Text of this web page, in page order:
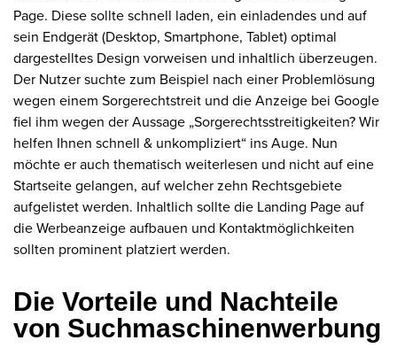
Page. Diese sollte schnell laden, ein einladendes und auf
sein Endgerät (Desktop, Smartphone, Tablet) optimal
dargestelltes Design vorweisen und inhaltlich überzeugen.
Der Nutzer suchte zum Beispiel nach einer Problemlösung
wegen einem Sorgerechtstreit und die Anzeige bei Google
fiel ihm wegen der Aussage „Sorgerechtsstreitigkeiten? Wir
helfen Ihnen schnell & unkompliziert“ ins Auge. Nun
möchte er auch thematisch weiterlesen und nicht auf eine
Startseite gelangen, auf welcher zehn Rechtsgebiete
aufgelistet werden. Inhaltlich sollte die Landing Page auf
die Werbeanzeige aufbauen und Kontaktmöglichkeiten
sollten prominent platziert werden.
Die Vorteile und Nachteile
von Suchmaschinenwerbung